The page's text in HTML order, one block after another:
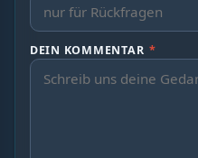
DEIN KOMMENTAR *